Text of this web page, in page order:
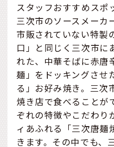
スタッフおすすめスポ
三次市のソースメーカ
市販されていない特製
口」と同じく三次市に
れた、中華そばに赤唐
麺」をドッキングさせ
る」お好み焼き。三次
焼き店で食べることが
ぞれの特徴やこだわり
ィあふれる「三次唐麺
きます。その中でも、